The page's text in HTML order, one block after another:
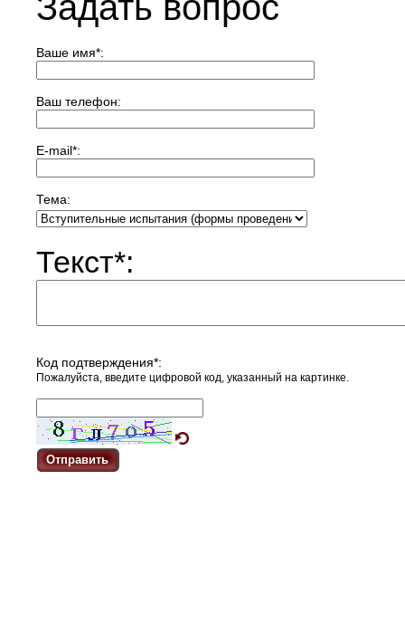
Ваше имя*:
Ваш телефон:
E-mail*:
Тема:
Текст*:
Код подтверждения*:
Пожалуйста, введите цифровой код, указанный на картинке.